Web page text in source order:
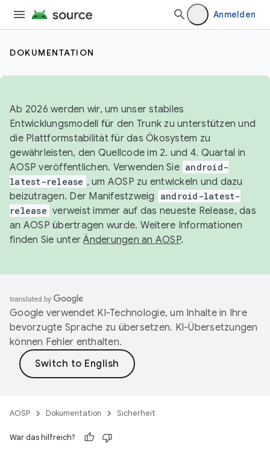
Anmelden
DOKUMENTATION
Ab 2026 werden wir, um unser stabiles
Entwicklungsmodell für den Trunk zu unterstützen und
die Plattformstabilität für das Ökosystem zu
gewährleisten, den Quellcode im 2. und 4. Quartal in
AOSP veröffentlichen. Verwenden Sie android-
latest-release , um AOSP zu entwickeln und dazu
beizutragen. Der Manifestzweig
android-latest-
release verweist immer auf das neueste Release, das
an AOSP übertragen wurde. Weitere Informationen
finden Sie unterÄnderungen an AOSP.
Google verwendet KI-Technologie, um Inhalte in Ihre
bevorzugte Sprache zu übersetzen. KI-Übersetzungen
können Fehler enthalten.
AOSP Dokumentation Sicherheit
War das hilfreich?